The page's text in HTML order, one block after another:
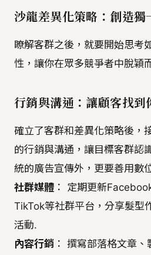
沙龍差異化策略：創造獨
瞭解客群之後，就要開始思考
性，讓你在眾多競爭者中脫穎
行銷與溝通：讓顧客找到
確立了客群和差異化策略後，
的行銷與溝通，讓目標客群認
統的廣告宣傳外，更要善用數
社群媒體 ： 定期更新
TikTok等社群平台，分享髮型
活動.
內容行銷 ： 撰寫部落格文章